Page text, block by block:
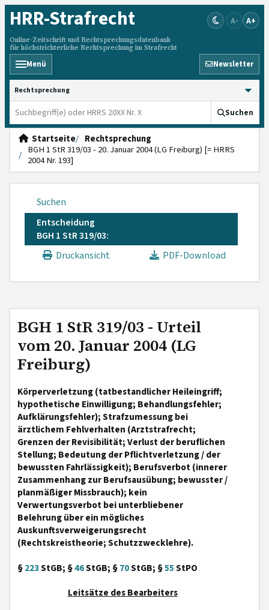
HRR-Strafrecht
Online-Zeitschrift und Rechtsprechungsdatenbank
für höchstrichterliche Rechtsprechung im Strafrecht
A- A+
Menü Newsletter
HRRS durchsuchen
Suchen
Startseite
Rechtsprechung
BGH 1 StR 319/03 - 20. Januar 2004 (LG Freiburg) [= HRRS
2004 Nr. 193]
Suchen
Entscheidung
BGH 1 StR 319/03:
Druckansicht
PDF-Download
BGH 1 StR 319/03 - Urteil
vom 20. Januar 2004 (LG
Freiburg)
Körperverletzung (tatbestandlicher Heileingriff;
hypothetische Einwilligung; Behandlungsfehler;
Aufklärungsfehler); Strafzumessung bei
ärztlichem Fehlverhalten (Arztstrafrecht;
Grenzen der Revisibilität; Verlust der beruflichen
Stellung; Bedeutung der Pflichtverletzung / der
bewussten Fahrlässigkeit); Berufsverbot (innerer
Zusammenhang zur Berufsausübung; bewusster /
planmäßiger Missbrauch); kein
Verwertungsverbot bei unterbliebener
Belehrung über ein mögliches
Auskunftsverweigerungsrecht
(Rechtskreistheorie; Schutzzwecklehre).
§223StGB; §46StGB; §70StGB; §55StPO
Leitsätze des Bearbeiters